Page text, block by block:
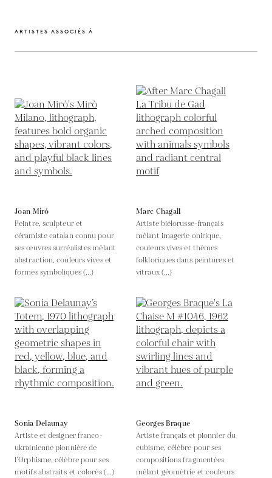
ARTISTES ASSOCIÉS À
Joan Miró
Peintre, sculpteur et
céramiste catalan connu pour
ses œuvres surréalistes mêlant
abstraction, couleurs vives et
formes symboliques (...)
Marc Chagall
Artiste biélorusse-français
mêlant imagerie onirique,
couleurs vives et thèmes
folkloriques dans peintures et
vitraux (...)
Sonia Delaunay
Artiste et designer franco-
ukrainienne pionnière de
l’Orphisme, célèbre pour ses
motifs abstraits et colorés (...)
Georges Braque
Artiste français et pionnier du
cubisme, célèbre pour ses
compositions fragmentées
mêlant géométrie et couleurs